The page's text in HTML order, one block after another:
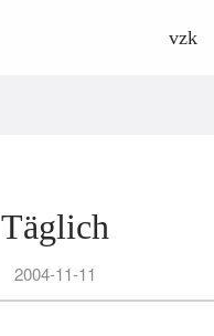
vzk
Täglich
2004-11-11